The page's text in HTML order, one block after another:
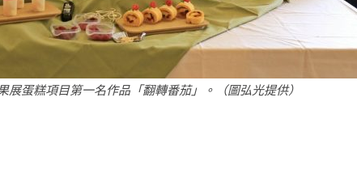
展蛋糕項目第一名作品「翻轉番茄」。（圖弘光提供）